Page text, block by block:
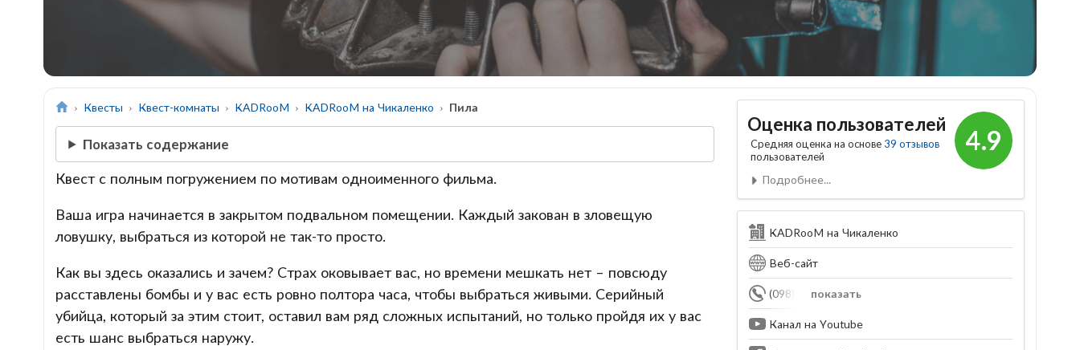
Квесты Квест-комнаты KADRooM KADRooM на Чикаленко Пила
Показать содержание
Квест с полным погружением по мотивам одноименного фильма.
Ваша игра начинается в закрытом подвальном помещении. Каждый закован в зловещую
ловушку, выбраться из которой не так-то просто.
Как вы здесь оказались и зачем? Страх оковывает вас, но времени мешкать нет – повсюду
расставлены бомбы и у вас есть ровно полтора часа, чтобы выбраться живыми. Серийный
убийца, который за этим стоит, оставил вам ряд сложных испытаний, но только пройдя их у вас
есть шанс выбраться наружу.
4.9
Оценка пользователей
Средняя оценка на основе 39 отзывов
пользователей
Подробнее...
KADRooM на Чикаленко
Веб-сайт
показать
(098) 641-94-34
Канал на Youtube